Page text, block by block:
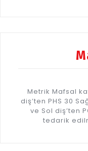
Metrik Mafsal
diş’ten PHS 30
ve Sol diş’ten
tedarik